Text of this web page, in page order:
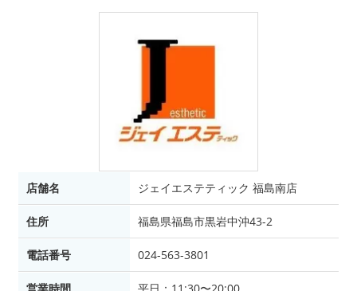
店舗名 ジェイエステティック 福島南店
住所 福島県福島市黒岩中沖43-2
電話番号 024-563-3801